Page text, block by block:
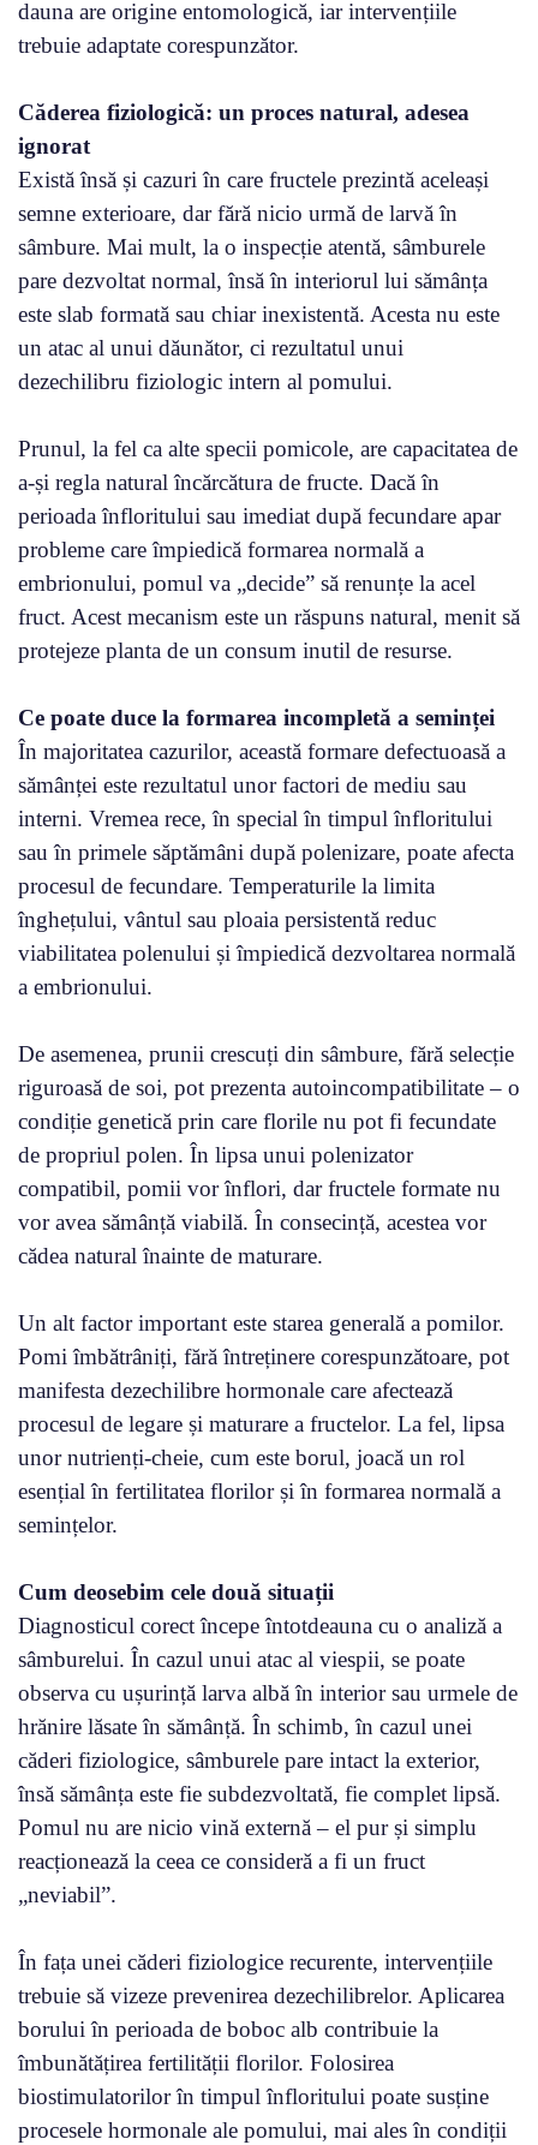
dauna are origine entomologică, iar intervențiile
trebuie adaptate corespunzător.
Căderea fiziologică: un proces natural, adesea
ignorat
Există însă și cazuri în care fructele prezintă aceleași
semne exterioare, dar fără nicio urmă de larvă în
sâmbure. Mai mult, la o inspecție atentă, sâmburele
pare dezvoltat normal, însă în interiorul lui sămânța
este slab formată sau chiar inexistentă. Acesta nu este
un atac al unui dăunător, ci rezultatul unui
dezechilibru fiziologic intern al pomului.
Prunul, la fel ca alte specii pomicole, are capacitatea de
a-și regla natural încărcătura de fructe. Dacă în
perioada înfloritului sau imediat după fecundare apar
probleme care împiedică formarea normală a
embrionului, pomul va „decide” să renunțe la acel
fruct. Acest mecanism este un răspuns natural, menit să
protejeze planta de un consum inutil de resurse.
Ce poate duce la formarea incompletă a seminței
În majoritatea cazurilor, această formare defectuoasă a
sămânței este rezultatul unor factori de mediu sau
interni. Vremea rece, în special în timpul înfloritului
sau în primele săptămâni după polenizare, poate afecta
procesul de fecundare. Temperaturile la limita
înghețului, vântul sau ploaia persistentă reduc
viabilitatea polenului și împiedică dezvoltarea normală
a embrionului.
De asemenea, prunii crescuți din sâmbure, fără selecție
riguroasă de soi, pot prezenta autoincompatibilitate – o
condiție genetică prin care florile nu pot fi fecundate
de propriul polen. În lipsa unui polenizator
compatibil, pomii vor înflori, dar fructele formate nu
vor avea sămânță viabilă. În consecință, acestea vor
cădea natural înainte de maturare.
Un alt factor important este starea generală a pomilor.
Pomi îmbătrâniți, fără întreținere corespunzătoare, pot
manifesta dezechilibre hormonale care afectează
procesul de legare și maturare a fructelor. La fel, lipsa
unor nutrienți-cheie, cum este borul, joacă un rol
esențial în fertilitatea florilor și în formarea normală a
semințelor.
Cum deosebim cele două situații
Diagnosticul corect începe întotdeauna cu o analiză a
sâmburelui. În cazul unui atac al viespii, se poate
observa cu ușurință larva albă în interior sau urmele de
hrănire lăsate în sămânță. În schimb, în cazul unei
căderi fiziologice, sâmburele pare intact la exterior,
însă sămânța este fie subdezvoltată, fie complet lipsă.
Pomul nu are nicio vină externă – el pur și simplu
reacționează la ceea ce consideră a fi un fruct
„neviabil”.
În fața unei căderi fiziologice recurente, intervențiile
trebuie să vizeze prevenirea dezechilibrelor. Aplicarea
borului în perioada de boboc alb contribuie la
îmbunătățirea fertilității florilor. Folosirea
biostimulatorilor în timpul înfloritului poate susține
procesele hormonale ale pomului, mai ales în condiții